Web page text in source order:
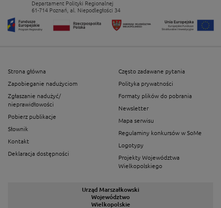
Departament Polityki Regionalnej
61-714 Poznań, al. Niepodległości 34
Strona główna
Zapobieganie nadużyciom
Zgłaszanie nadużyć/
nieprawidłowości
Pobierz publikacje
Słownik
Kontakt
Deklaracja dostępności
Często zadawane pytania
Polityka prywatności
Formaty plików do pobrania
Newsletter
Mapa serwisu
Regulaminy konkursów w SoMe
Logotypy
Projekty Województwa
Wielkopolskiego
Urząd Marszałkowski
Województwo
Wielkopolskie